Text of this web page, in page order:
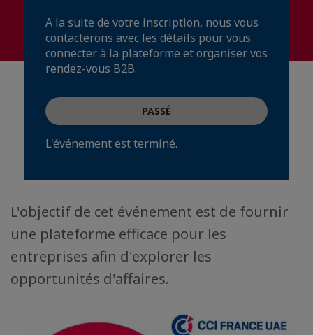
A la suite de votre inscription, nous vous
contacterons avec les détails pour vous
connecter à la plateforme et organiser vos
rendez-vous B2B.
PASSÉ
L'événement est terminé.
L'objectif de cet événement est de fournir
une plateforme efficace pour les
entreprises afin d'explorer les
opportunités d'affaires.